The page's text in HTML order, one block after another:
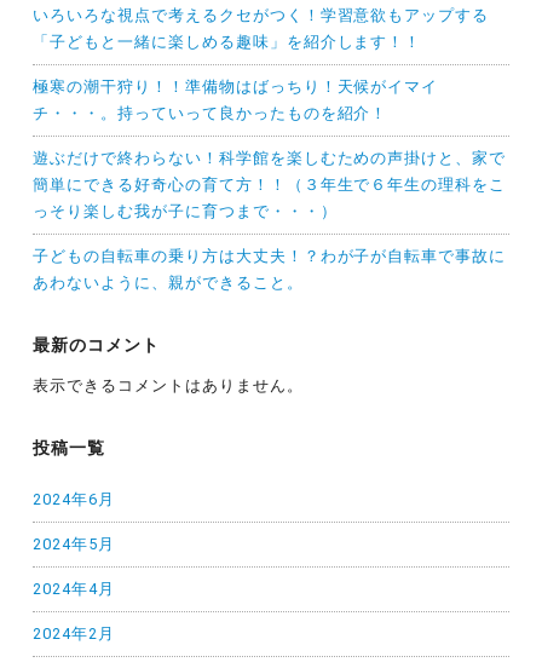
いろいろな視点で考えるクセがつく！学習意欲もアップする
「子どもと一緒に楽しめる趣味」を紹介します！！
極寒の潮干狩り！！準備物はばっちり！天候がイマイ
チ・・・。持っていって良かったものを紹介！
遊ぶだけで終わらない！科学館を楽しむための声掛けと、家で
簡単にできる好奇心の育て方！！（３年生で６年生の理科をこ
っそり楽しむ我が子に育つまで・・・）
子どもの自転車の乗り方は大丈夫！？わが子が自転車で事故に
あわないように、親ができること。
最新のコメント
表示できるコメントはありません。
投稿一覧
2024年6月
2024年5月
2024年4月
2024年2月